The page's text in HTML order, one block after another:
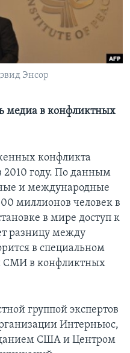
Энсор
медиа в конфликтных
конфликта
2010 году. По данным
и международные
миллионов человек в
в мире доступ к
разницу между
в специальном
СМИ в конфликтных
группой экспертов
Интерньюс,
США и Центром